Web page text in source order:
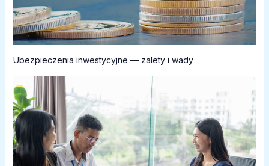
Ubezpieczenia inwestycyjne — zalety i wady